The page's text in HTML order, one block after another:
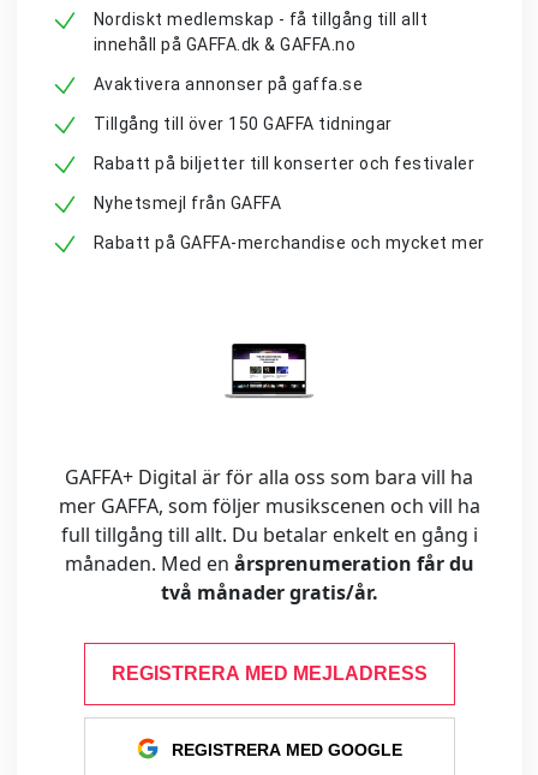
Nordiskt medlemskap - få tillgång till allt
innehåll på GAFFA.dk & GAFFA.no
Avaktivera annonser på gaffa.se
Tillgång till över 150 GAFFA tidningar
Rabatt på biljetter till konserter och festivaler
Nyhetsmejl från GAFFA
Rabatt på GAFFA-merchandise och mycket mer
GAFFA+ Digital är för alla oss som bara vill ha
mer GAFFA, som följer musikscenen och vill ha
full tillgång till allt. Du betalar enkelt en gång i
månaden. Med en årsprenumeration får du
två månader gratis/år.
REGISTRERA MED MEJLADRESS
REGISTRERA MED GOOGLE